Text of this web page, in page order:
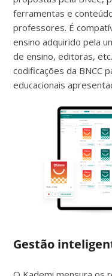
ferramentas e
professores. É
ensino adquirido pela
de ensino, editoras,
codificações da BNCC
educacionais
Gestão